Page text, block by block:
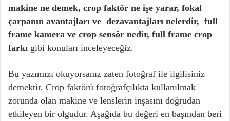
makine ne demek, crop faktör ne işe yarar, fokal
çarpanın avantajları ve dezavantajları nelerdir, full
frame kamera ve crop sensör nedir, full frame crop
farkı gibi konuları inceleyeceğiz.
Bu yazımızı okuyorsanız zaten fotoğraf ile ilgilisiniz
demektir. Crop faktörü fotoğrafçılıkta kullanılmak
zorunda olan makine ve lenslerin inşasını doğrudan
etkileyen bir olgudur. Aşağıda bu değeri en başından beri